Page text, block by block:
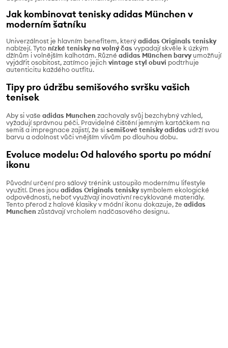
Jak kombinovat tenisky adidas München v
moderním šatníku
Univerzálnost je hlavním benefitem, kterýadidas Originals tenisky
nabízejí. Tytonízké tenisky na volný čas vypadají skvěle k úzkým
džínům i volnějším kalhotám. Různé adidas München barvyumožňují
vyjádřit osobitost, zatímco jejich vintage styl obuvi podtrhuje
autenticitu každého outfitu.
Tipy pro údržbu semišového svršku vašich
tenisek
Aby si vaše adidas Munchen zachovaly svůj bezchybný vzhled,
vyžadují správnou péči. Pravidelné čištění jemným kartáčkem na
semiš a impregnace zajistí, že sisemišové tenisky adidas udrží svou
barvu a odolnost vůči vnějším vlivům po dlouhou dobu.
Evoluce modelu: Od halového sportu po módní
ikonu
Původní určení pro sálový trénink ustoupilo modernímu lifestyle
využití. Dnes jsou adidas Originals teniskysymbolem ekologické
odpovědnosti, neboť využívají inovativní recyklované materiály.
Tento přerod z halové klasiky v módní ikonu dokazuje, že adidas
Munchen zůstávají vrcholem nadčasového designu.